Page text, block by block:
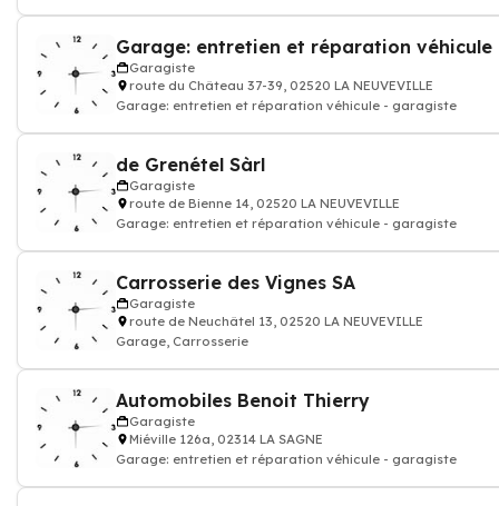
Garage: entretien et réparation véhicule
Garagiste
route du Château 37-39, 02520 LA NEUVEVILLE
Garage: entretien et réparation véhicule - garagiste
de Grenétel Sàrl
Garagiste
route de Bienne 14, 02520 LA NEUVEVILLE
Garage: entretien et réparation véhicule - garagiste
Carrosserie des Vignes SA
Garagiste
route de Neuchâtel 13, 02520 LA NEUVEVILLE
Garage, Carrosserie
Automobiles Benoit Thierry
Garagiste
Miéville 126a, 02314 LA SAGNE
Garage: entretien et réparation véhicule - garagiste